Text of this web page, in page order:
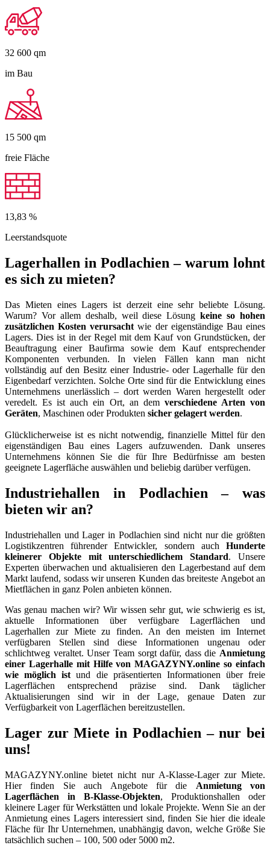
32 600 qm
im Bau
15 500 qm
freie Fläche
13,83 %
Leerstandsquote
Lagerhallen in Podlachien – warum lohnt
es sich zu mieten?
Das Mieten eines Lagers ist derzeit eine sehr beliebte Lösung.
Warum? Vor allem deshalb, weil diese Lösungkeine so hohen
zusätzlichen Kosten verursacht wie der eigenständige Bau eines
Lagers. Dies ist in der Regel mit dem Kauf von Grundstücken, der
Beauftragung einer Baufirma sowie dem Kauf entsprechender
Komponenten verbunden. In vielen Fällen kann man nicht
vollständig auf den Besitz einer Industrie- oder Lagerhalle für den
Eigenbedarf verzichten. Solche Orte sind für die Entwicklung eines
Unternehmens unerlässlich – dort werden Waren hergestellt oder
veredelt. Es ist auch ein Ort, an dem verschiedene Arten von
Geräten, Maschinen oder Produkten sicher gelagert werden.
Glücklicherweise ist es nicht notwendig, finanzielle Mittel für den
eigenständigen Bau eines Lagers aufzuwenden. Dank unseres
Unternehmens können Sie die für Ihre Bedürfnisse am besten
geeignete Lagerfläche auswählen und beliebig darüber verfügen.
Industriehallen in Podlachien – was
bieten wir an?
Industriehallen und Lager in Podlachien sind nicht nur die größten
Logistikzentren führender Entwickler, sondern auch Hunderte
kleinerer Objekte mit unterschiedlichem Standard. Unsere
Experten überwachen und aktualisieren den Lagerbestand auf dem
Markt laufend, sodass wir unseren Kunden das breiteste Angebot an
Mietflächen in ganz Polen anbieten können.
Was genau machen wir? Wir wissen sehr gut, wie schwierig es ist,
aktuelle Informationen über verfügbare Lagerflächen und
Lagerhallen zur Miete zu finden. An den meisten im Internet
verfügbaren Stellen sind diese Informationen ungenau oder
schlichtweg veraltet. Unser Team sorgt dafür, dass die Anmietung
einer Lagerhalle mit Hilfe von MAGAZYNY.online so einfach
wie möglich ist und die präsentierten Informationen über freie
Lagerflächen entsprechend präzise sind. Dank täglicher
Aktualisierungen sind wir in der Lage, genaue Daten zur
Verfügbarkeit von Lagerflächen bereitzustellen.
Lager zur Miete in Podlachien – nur bei
uns!
MAGAZYNY.online bietet nicht nur A-Klasse-Lager zur Miete.
Hier finden Sie auch Angebote für die Anmietung von
Lagerflächen in B-Klasse-Objekten, Produktionshallen oder
kleinere Lager für Werkstätten und lokale Projekte. Wenn Sie an der
Anmietung eines Lagers interessiert sind, finden Sie hier die ideale
Fläche für Ihr Unternehmen, unabhängig davon, welche Größe Sie
tatsächlich suchen – 100, 500 oder 5000 m2.